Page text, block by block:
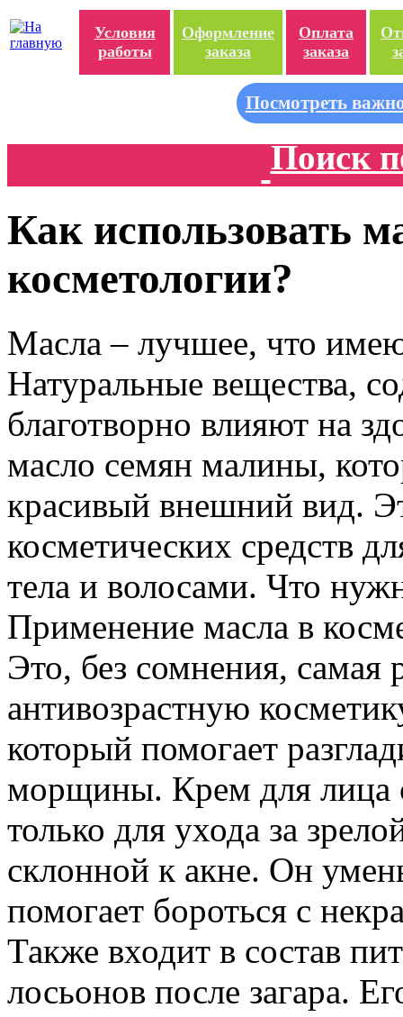
Условия
работы
Оформление
заказа
Оплата
заказа
Посмотреть
Поиск
Как использовать
косметологии?
Масла – лучшее, что
Натуральные вещества,
благотворно влияют на
масло семян малины,
красивый внешний вид.
косметических средств
тела и волосами. Что
Применение масла в
Это, без сомнения, самая
антивозрастную
который помогает
морщины. Крем для лица
только для ухода за
склонной к акне. Он
помогает бороться с
Также входит в состав
лосьонов после загара.